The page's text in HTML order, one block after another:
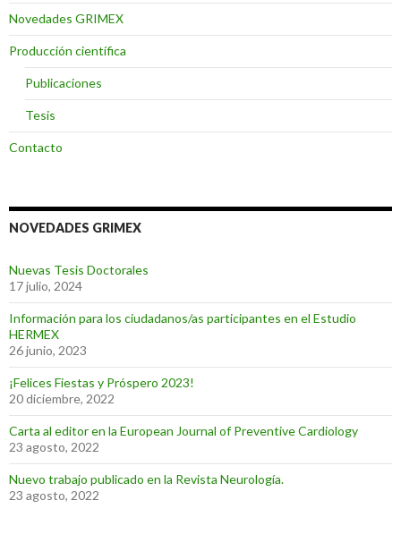
Novedades GRIMEX
Producción científica
Publicaciones
Tesis
Contacto
NOVEDADES GRIMEX
Nuevas Tesis Doctorales
17 julio, 2024
Información para los ciudadanos/as participantes en el Estudio
HERMEX
26 junio, 2023
¡Felices Fiestas y Próspero 2023!
20 diciembre, 2022
Carta al editor en la European Journal of Preventive Cardiology
23 agosto, 2022
Nuevo trabajo publicado en la Revista Neurología.
23 agosto, 2022